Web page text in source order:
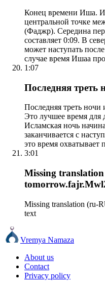
Конец времени Иша.
центральной точке
(Фаджр). Середина
составляет 0:09. В
может наступать
случае время Ишаа
1:07
Последняя треть
Последняя треть ночи
Это лучшее время для
Исламская ночь
заканчивается с
это время охватывает
3:01
Missing
Missing translation (ru-
text
Vremya Namaza
About us
Contact
Privacy policy